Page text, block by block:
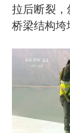
拉后断裂
桥梁结构垮